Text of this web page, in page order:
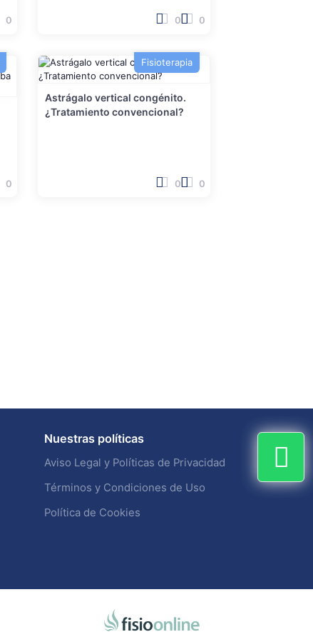
0 0 0
0
Fisioterapia
Astrágalo vertical congénito.
¿Tratamiento convencional?
0 0
Nuestras políticas
Aviso Legal y Políticas de Privacidad
Términos y Condiciones de Uso
Política de Cookies